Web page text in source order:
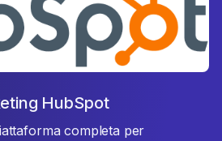
HubSpot
completa per